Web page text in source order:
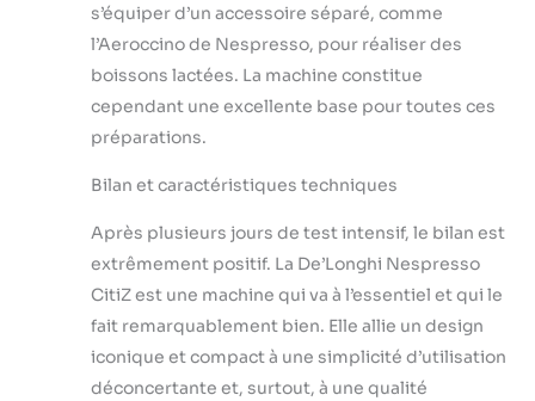
s’équiper d’un accessoire séparé, comme
l’Aeroccino de Nespresso, pour réaliser des
boissons lactées. La machine constitue
cependant une excellente base pour toutes ces
préparations.
Bilan et caractéristiques techniques
Après plusieurs jours de test intensif, le bilan est
extrêmement positif. La De’Longhi Nespresso
CitiZ est une machine qui va à l’essentiel et qui le
fait remarquablement bien. Elle allie un design
iconique et compact à une simplicité d’utilisation
déconcertante et, surtout, à une qualité